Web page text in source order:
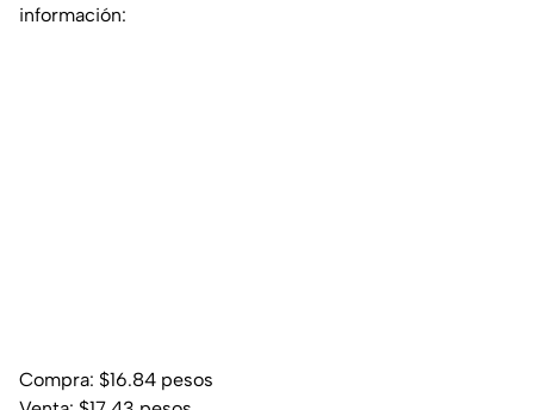
información:
Compra: $16.84 pesos